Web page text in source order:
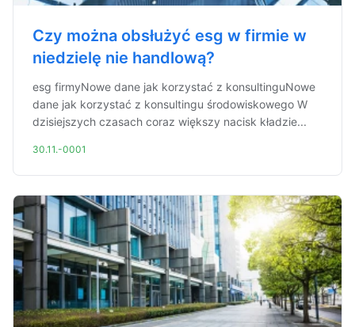
Czy można obsłużyć esg w firmie w
niedzielę nie handlową?
esg firmyNowe dane jak korzystać z konsultinguNowe
dane jak korzystać z konsultingu środowiskowego W
dzisiejszych czasach coraz większy nacisk kładzie...
30.11.-0001